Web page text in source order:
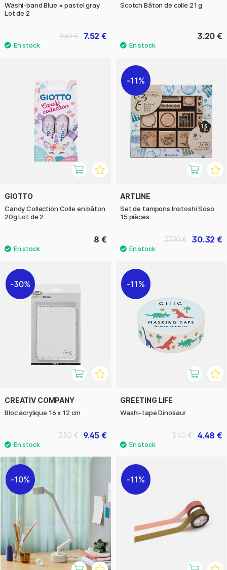
Washi-band Blue × pastel gray
Lot de 2
7.52 €
9.40 €
Scotch Bâton de colle 21 g
3.20 €
GIOTTO
Candy Collection Colle en bâton
20g Lot de 2
8 €
11%
ARTLINE
Set de tampons Iroitoshi Soso
15 pièces
30.32 €
37.90 €
30%
CREATIV COMPANY
Bloc acrylique 16 x 12 cm
9.45 €
13.50 €
11%
GREETING LIFE
Washi-tape Dinosaur
4.48 €
5.60 €
10% 11%